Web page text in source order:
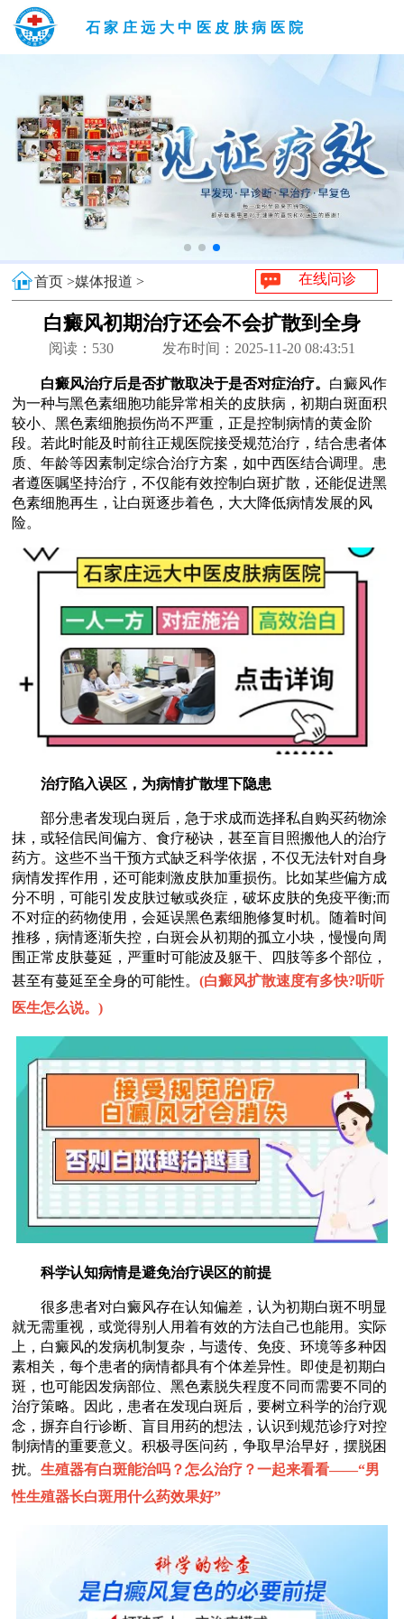
石家庄远大中医皮肤病医院
首页 >媒体报道 > 在线问诊
白癜风初期治疗还会不会扩散到全身
阅读： 530 发布时间：2025-11-20 08:43:51
白癜风治疗后是否扩散取决于是否对症治疗。 白癜风作
为一种与黑色素细胞功能异常相关的皮肤病，初期白斑面积
较小、黑色素细胞损伤尚不严重，正是控制病情的黄金阶
段。若此时能及时前往正规医院接受规范治疗，结合患者体
质、年龄等因素制定综合治疗方案，如中西医结合调理。患
者遵医嘱坚持治疗，不仅能有效控制白斑扩散，还能促进黑
色素细胞再生，让白斑逐步着色，大大降低病情发展的风
险。
治疗陷入误区，为病情扩散埋下隐患
部分患者发现白斑后，急于求成而选择私自购买药物涂
抹，或轻信民间偏方、食疗秘诀，甚至盲目照搬他人的治疗
药方。这些不当干预方式缺乏科学依据，不仅无法针对自身
病情发挥作用，还可能刺激皮肤加重损伤。比如某些偏方成
分不明，可能引发皮肤过敏或炎症，破坏皮肤的免疫平衡;而
不对症的药物使用，会延误黑色素细胞修复时机。随着时间
推移，病情逐渐失控，白斑会从初期的孤立小块，慢慢向周
围正常皮肤蔓延，严重时可能波及躯干、四肢等多个部位，
甚至有蔓延至全身的可能性。(白癜风扩散速度有多快?听听
医生怎么说。)
科学认知病情是避免治疗误区的前提
很多患者对白癜风存在认知偏差，认为初期白斑不明显
就无需重视，或觉得别人用着有效的方法自己也能用。实际
上，白癜风的发病机制复杂，与遗传、免疫、环境等多种因
素相关，每个患者的病情都具有个体差异性。即使是初期白
斑，也可能因发病部位、黑色素脱失程度不同而需要不同的
治疗策略。因此，患者在发现白斑后，要树立科学的治疗观
念，摒弃自行诊断、盲目用药的想法，认识到规范诊疗对控
制病情的重要意义。积极寻医问药，争取早治早好，摆脱困
扰。生殖器有白斑能治吗？怎么治疗？一起来看看——“男
性生殖器长白斑用什么药效果好”